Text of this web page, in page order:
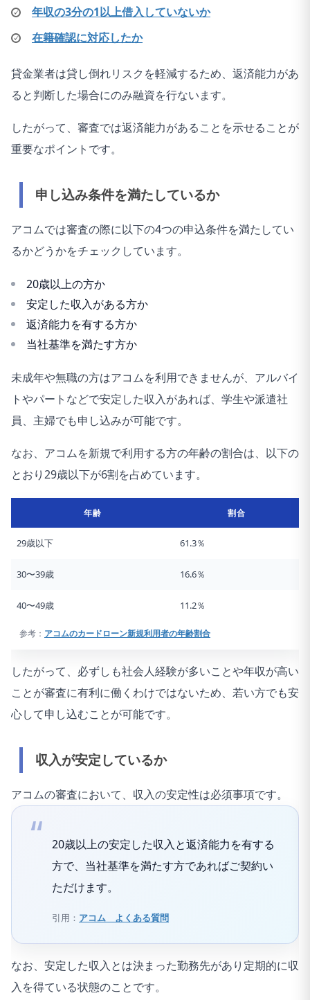
年収の3分の1以上借入していないか
在籍確認に対応したか
貸金業者は貸し倒れリスクを軽減するため、返済能力があ
ると判断した場合にのみ融資を行ないます。
したがって、審査では返済能力があることを示せることが
重要なポイントです。
申し込み条件を満たしているか
アコムでは審査の際に以下の4つの申込条件を満たしてい
るかどうかをチェックしています。
20歳以上の方か
安定した収入がある方か
返済能力を有する方か
当社基準を満たす方か
未成年や無職の方はアコムを利用できませんが、アルバイ
トやパートなどで安定した収入があれば、学生や派遣社
員、主婦でも申し込みが可能です。
なお、アコムを新規で利用する方の年齢の割合は、以下の
とおり29歳以下が6割を占めています。
年齢 割合
29歳以下 61.3％
30〜39歳 16.6％
40〜49歳 11.2％
参考： アコムのカードローン新規利用者の年齢割合
したがって、必ずしも社会人経験が多いことや年収が高い
ことが審査に有利に働くわけではないため、若い方でも安
心して申し込むことが可能です。
収入が安定しているか
アコムの審査において、収入の安定性は必須事項です。
20歳以上の安定した収入と返済能力を有する
方で、当社基準を満たす方であればご契約い
ただけます。
引用： アコム よくある質問
なお、安定した収入とは決まった勤務先があり定期的に収
入を得ている状態のことです。